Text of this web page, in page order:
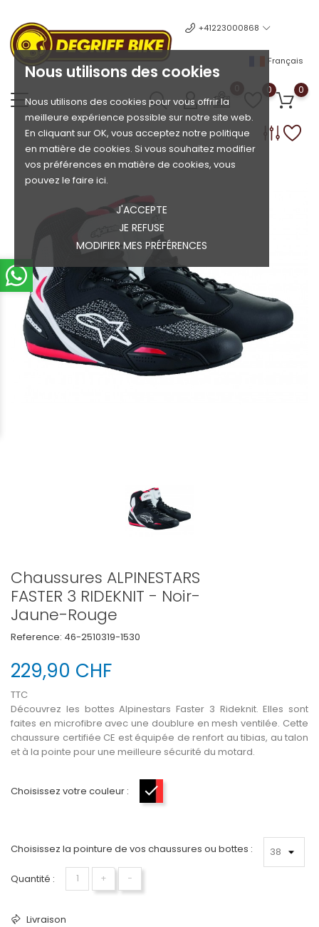
Nous utilisons des cookies
Nous utilisons des cookies pour vous offrir la
meilleure expérience possible sur notre site web.
En cliquant sur OK, vous acceptez notre politique
en matière de cookies. Si vous souhaitez modifier
vos préférences en matière de cookies, vous
pouvez le faire ici.
J'ACCEPTE
JE REFUSE
MODIFIER MES PRÉFÉRENCES
+41223000868
Français
0 0
Chaussures ALPINESTARS
FASTER 3 RIDEKNIT - Noir-
Jaune-Rouge
Reference: 46-2510319-1530
229,90 CHF
TTC
Découvrez les bottes Alpinestars Faster 3 Rideknit. Elles sont
faites en microfibre avec une doublure en mesh ventilée. Cette
chaussure certifiée CE est équipée de renfort au tibias, au talon
et à la pointe pour une meilleure sécurité du motard.
Choisissez votre couleur :
Choisissez la pointure de vos chaussures ou bottes :
Quantité : + −
Livraison